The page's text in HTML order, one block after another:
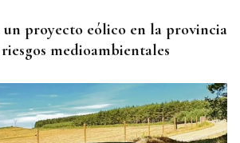
un proyecto eólico en la provincia
medioambientales